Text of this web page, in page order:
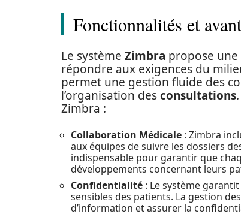
Fonctionnalités et
Le système Zimbra propose
répondre aux exigences du
permet une gestion fluide des
l’organisation desconsultations
Zimbra :
Collaboration Médicale : Zimbra
aux équipes de suivre les dossiers
indispensable pour garantir que
développements concernant leurs
Confidentialité : Le système
sensibles des patients. La gestion
d’information et assurer la